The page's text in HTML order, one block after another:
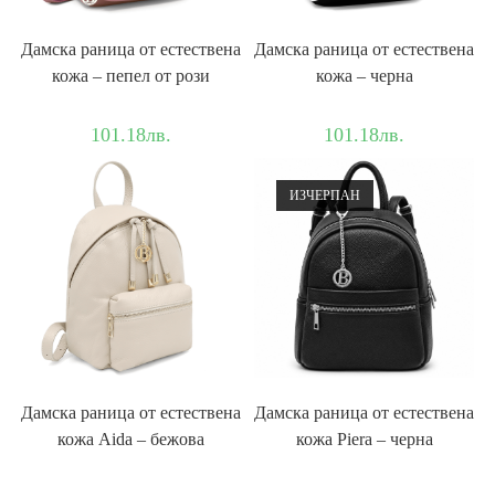
Дамска раница от естествена
кожа – пепел от рози
101.18лв.
Дамска раница от естествена
кожа – черна
101.18лв.
Дамска раница от естествена
кожа Aida – бежова
ИЗЧЕРПАН
Дамска раница от естествена
кожа Piera – черна